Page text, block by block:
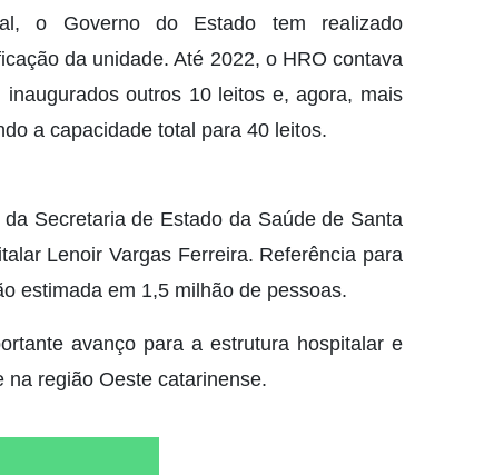
o Governo do Estado tem realizado
da unidade. Até 2022, o HRO contava
outros 10 leitos e, agora, mais
a capacidade total para 40 leitos.
Secretaria de Estado da Saúde de Santa
Lenoir Vargas Ferreira. Referência para
estimada em 1,5 milhão de pessoas.
avanço para a estrutura hospitalar e
região Oeste catarinense.